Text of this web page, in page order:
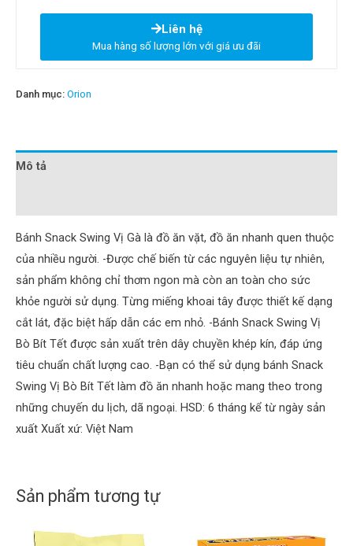
Liên hệ
Mua hàng số lượng lớn với giá ưu đãi
Danh mục: Orion
Mô tả
Bánh Snack Swing Vị Gà là đồ ăn vặt, đồ ăn nhanh quen thuộc
của nhiều người. -Được chế biến từ các nguyên liệu tự nhiên,
sản phẩm không chỉ thơm ngon mà còn an toàn cho sức
khỏe người sử dụng. Từng miếng khoai tây được thiết kế dạng
cắt lát, đặc biệt hấp dẫn các em nhỏ. -Bánh Snack Swing Vị
Bò Bít Tết được sản xuất trên dây chuyền khép kín, đáp ứng
tiêu chuẩn chất lượng cao. -Bạn có thể sử dụng bánh Snack
Swing Vị Bò Bít Tết làm đồ ăn nhanh hoặc mang theo trong
những chuyến du lịch, dã ngoại. HSD: 6 tháng kể từ ngày sản
xuất Xuất xứ: Việt Nam
Sản phẩm tương tự